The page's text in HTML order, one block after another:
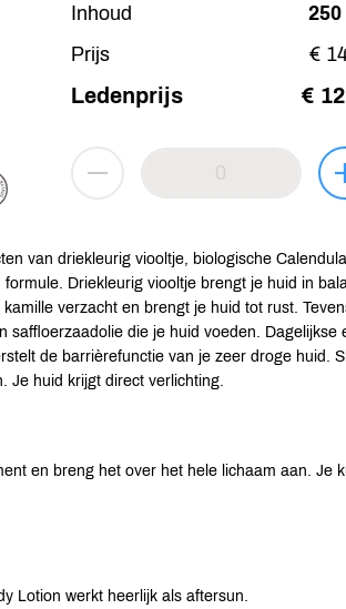
Inhoud
Prijs
€
Ledenprijs €
van driekleurig viooltje, biologische
Driekleurig viooltje brengt je huid in
verzacht en brengt je huid tot rust.
saffloerzaadolie die je huid voeden. Dagelijkse
de barrièrefunctie van je zeer droge huid.
Je huid krijgt direct verlichting.
en breng het over het hele lichaam aan. Je
Lotion werkt heerlijk als aftersun.